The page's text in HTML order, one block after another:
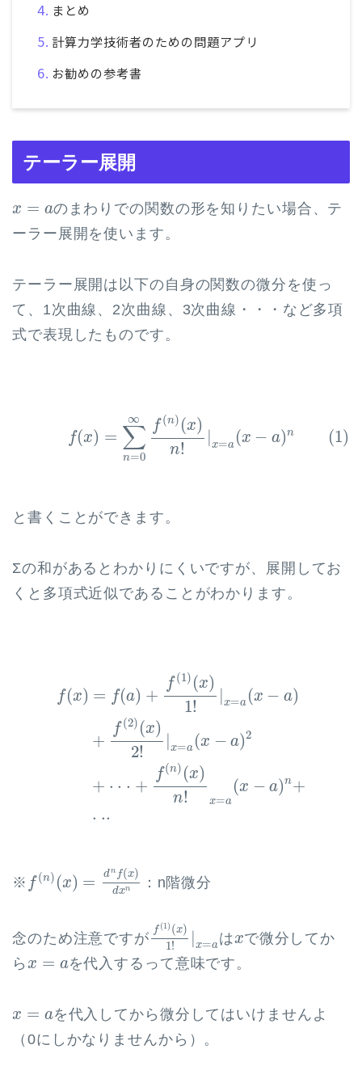
まとめ
計算力学技術者のための問題アプリ
お勧めの参考書
テーラー展開
x = a
x =a
のまわりでの関数の形を知りたい場合、テ
ーラー展開を使います。
テーラー展開は以下の自身の関数の微分を使っ
て、1次曲線、2次曲線、3次曲線・・・など多項
式で表現したものです。
f(x) =
∞
∑
n=0
f (n) (x)
n! x=a (x − a)n (1)
n= ∞f(n) x
と書くことができます。
Σの和があるとわかりにくいですが、展開してお
くと多項式近似であることがわかります。
f(x) = f(a) +
f (1) (x)
1!
|x=a (x − a)
+
f (2) (x)
2!
|x=a (x − a)2
+ ⋅ ⋅ ⋅ +
f(n) (x)
n! x=a
(x − a)n+
⋅ ⋅⋅
1!|x= a
※ f (n) (x) = dn f(x)
dxn
n ) f(x)dx
：n階微分
念のため注意ですが
f (1) (x)
1! |x=a
(1)( x
はx
xで微分してか
ら x = a
x=a を代入するって意味です。
x = a
x =a
を代入してから微分してはいけませんよ
（0にしかなりませんから）。